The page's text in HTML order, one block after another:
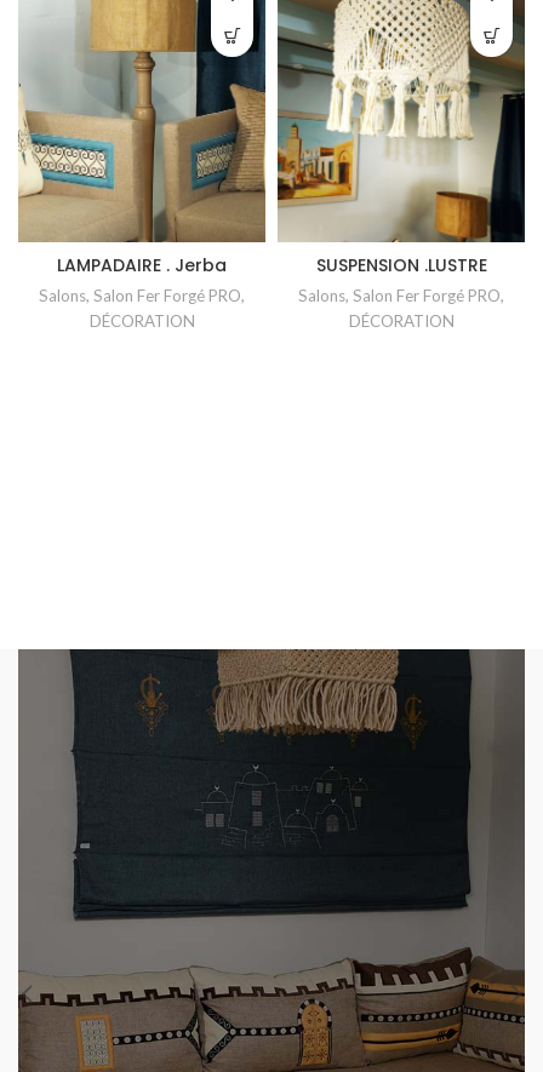
LAMPADAIRE . Jerba
Salons, Salon Fer Forgé PRO,
DÉCORATION
SUSPENSION .LUSTRE
Salons, Salon Fer Forgé PRO,
DÉCORATION